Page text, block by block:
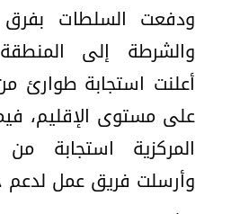
ودفعت السلطات بفرق
والشرطة إلى
أعلنت استجابة طوارئ
على مستوى الإقليم،
المركزية استجابة
وأرسلت فريق عمل لدعم